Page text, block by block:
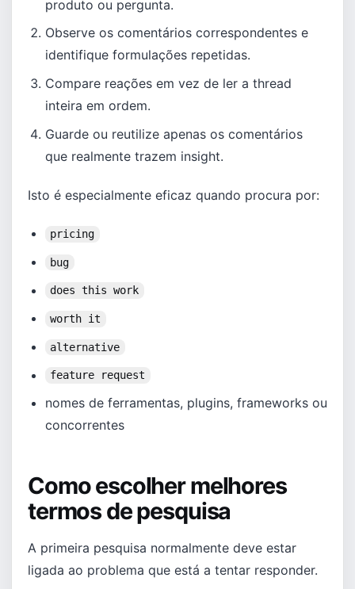
produto ou pergunta.
Observe os comentários correspondentes e
identifique formulações repetidas.
Compare reações em vez de ler a thread
inteira em ordem.
Guarde ou reutilize apenas os comentários
que realmente trazem insight.
Isto é especialmente eficaz quando procura por:
pricing
bug
does this work
worth it
alternative
feature request
nomes de ferramentas, plugins, frameworks ou
concorrentes
Como escolher melhores
termos de pesquisa
A primeira pesquisa normalmente deve estar
ligada ao problema que está a tentar responder.